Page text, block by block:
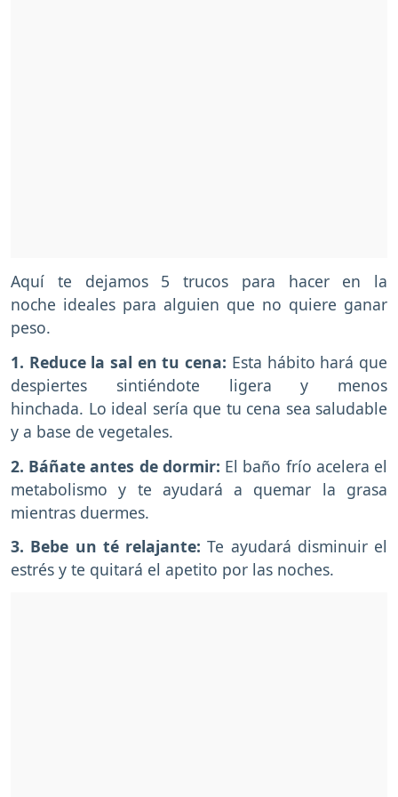
Aquí te dejamos 5 trucos para hacer en la
noche ideales para alguien que no quiere ganar
peso.
1. Reduce la sal en tu cena: Esta hábito hará que
despiertes sintiéndote ligera y menos
hinchada. Lo ideal sería que tu cena sea saludable
y a base de vegetales.
2. Báñate antes de dormir: El baño frío acelera el
metabolismo y te ayudará a quemar la grasa
mientras duermes.
3. Bebe un té relajante:Te ayudará disminuir el
estrés y te quitará el apetito por las noches.